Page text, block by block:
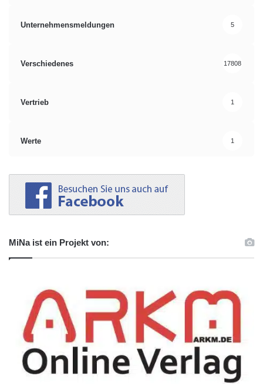
Unternehmensmeldungen 5
Verschiedenes 17808
Vertrieb 1
Werte 1
MiNa ist ein Projekt von: